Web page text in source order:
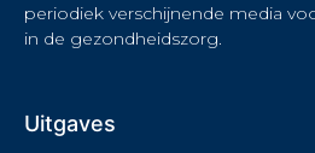
periodiek verschijnende media
in de gezondheidszorg.
Uitgaves